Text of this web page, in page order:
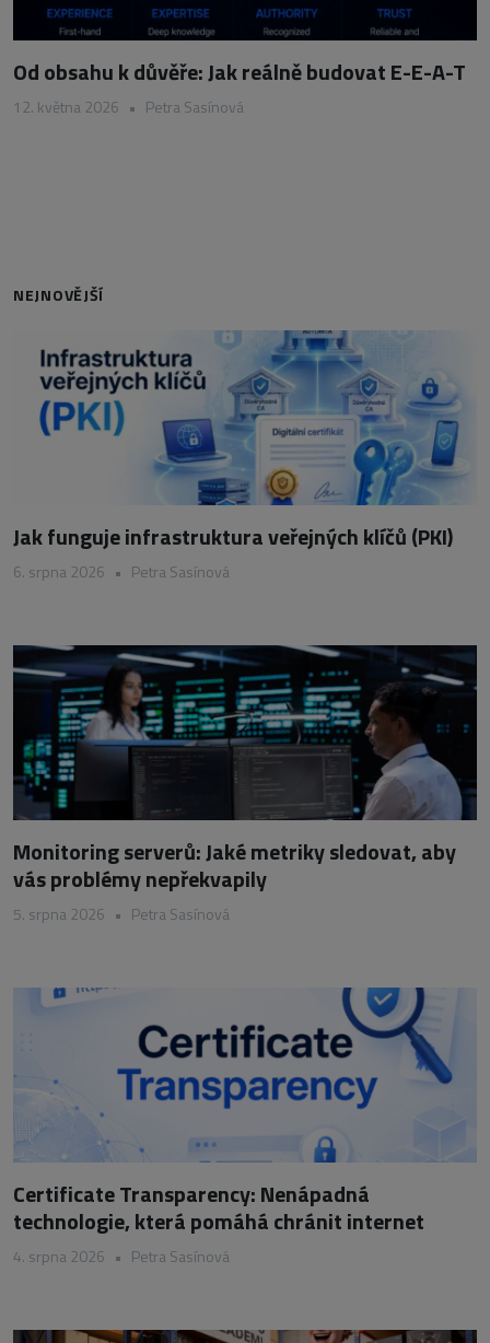
Od obsahu k důvěře: Jak reálně budovat E-E-A-T
12. května 2026 • Petra Sasínová
NEJNOVĚJŠÍ
Jak funguje infrastruktura veřejných klíčů (PKI)
6. srpna 2026 • Petra Sasínová
Monitoring serverů: Jaké metriky sledovat, aby
vás problémy nepřekvapily
5. srpna 2026 • Petra Sasínová
Certificate Transparency: Nenápadná
technologie, která pomáhá chránit internet
4. srpna 2026 • Petra Sasínová